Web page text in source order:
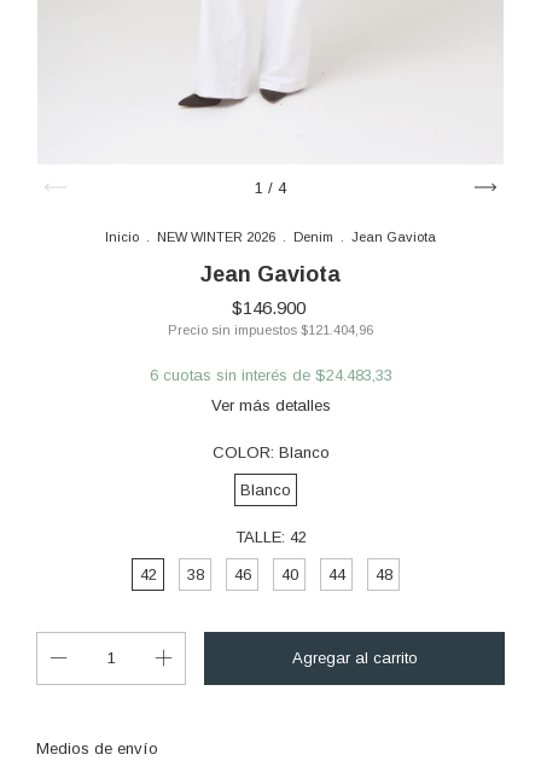
1 / 4
Inicio NEW WINTER 2026 Denim Jean Gaviota
Jean Gaviota
$146.900
Precio sin impuestos $121.404,96
6 cuotas sin interés de $24.483,33
Ver más detalles
COLOR: Blanco
Blanco
TALLE: 42
42 38 46 40 44 48
Entregas para el CP:
Medios de envío